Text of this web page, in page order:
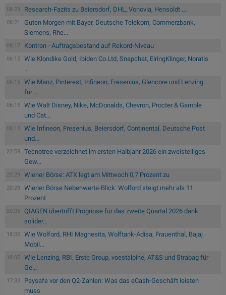
08:23 Research-Fazits zu Beiersdorf, DHL, Vonovia, Hensoldt ...
08:21
Guten Morgen mit Bayer, Deutsche Telekom, Commerzbank,
Siemens, Rhe...
08:17 Kontron - Auftragsbestand auf Rekord-Niveau
06:15
Wie Klondike Gold, Ibiden Co.Ltd, Snapchat, ElringKlinger, Noratis
...
06:15
Wie Manz, Pinterest, Infineon, Fresenius, Glencore und Lenzing
für ...
06:15
Wie Walt Disney, Nike, McDonalds, Chevron, Procter & Gamble
und Cat...
06:15
Wie Infineon, Fresenius, Beiersdorf, Continental, Deutsche Post
und...
22:59
Tecnotree verzeichnet im ersten Halbjahr 2026 ein zweistelliges
Gew...
20:29 Wiener Börse: ATX legt am Mittwoch 0,7 Prozent zu
20:28
Wiener Börse Nebenwerte-Blick: Wolford steigt mehr als 11
Prozent
20:05
QIAGEN übertrifft Prognose für das zweite Quartal 2026 dank
solider...
18:05
Wie Wolford, RHI Magnesita, Wolftank-Adisa, Frauenthal, Bajaj
Mobil...
18:05
Wie Lenzing, RBI, Erste Group, voestalpine, AT&S und Strabag für
Ge...
17:33
Paysafe vor den Q2-Zahlen: Was das eCash-Geschäft leisten
muss